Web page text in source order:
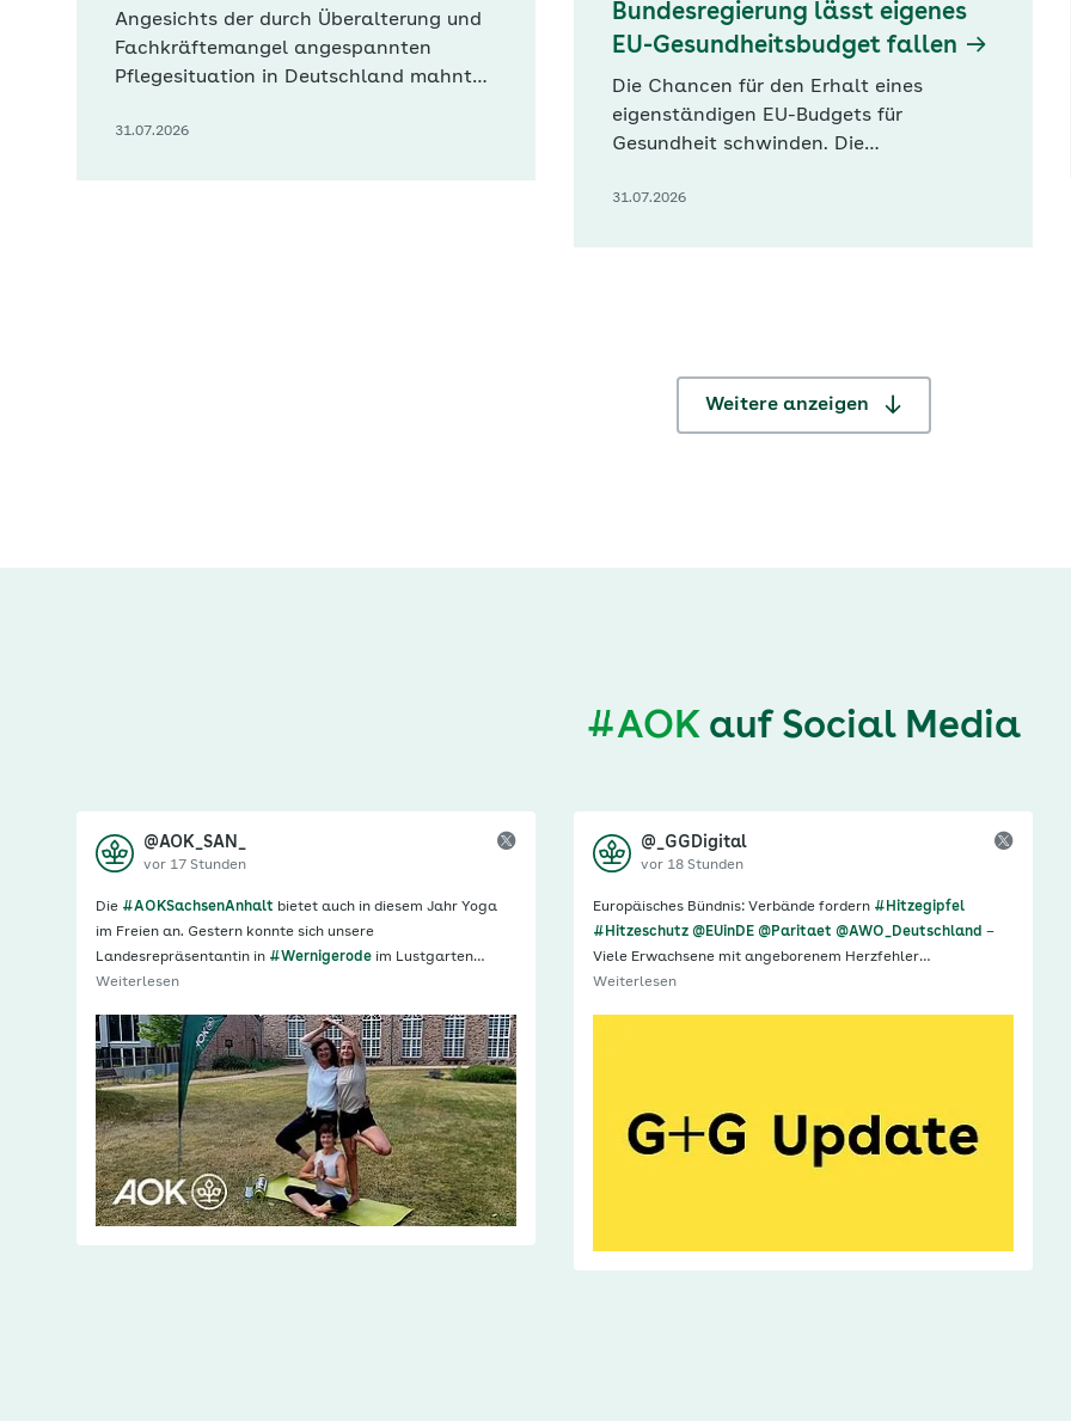
Angesichts der durch Überalterung und
Fachkräftemangel angespannten
Pflegesituation in Deutschland mahnt
Prävention und Gesundheitsförderung
31.07.2026
Bundesregierung lässt eigenes
EU-Gesundheitsbudget fallen
Die Chancen für den Erhalt eines
eigenständigen EU-Budgets für
Gesundheit schwinden. Die
Vorhaben der EU-Kommission, den Etat
31.07.2026
Weitere anzeigen
#AOK auf Social Media
@AOK_SAN_
vor 17 Stunden
Die #AOKSachsenAnhalt bietet auch in diesem Jahr Yoga
im Freien an. Gestern konnte sich unsere
Landesrepräsentantin in #Wernigerode im Lustgarten…
Weiterlesen
@_GGDigital
vor 18 Stunden
Europäisches Bündnis: Verbände fordern #Hitzegipfel
#Hitzeschutz @EUinDE @Paritaet @AWO_Deutschland –
Viele Erwachsene mit angeborenem Herzfehler…
Weiterlesen